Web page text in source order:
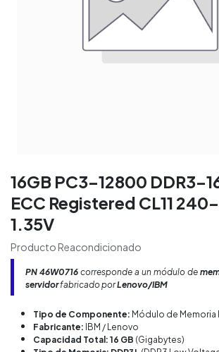
16GB PC3-12800 DDR3-
ECC Registered CL11
1.35V
Producto Reacondicionado
PN 46W0716 corresponde a un módulo de
servidorfabricado porLenovo/IBM
Tipo de Componente: Módulo de Memoria
Fabricante: IBM / Lenovo
Capacidad Total: 16 GB (Gigabytes)